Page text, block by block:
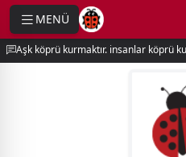
MENÜ
menu